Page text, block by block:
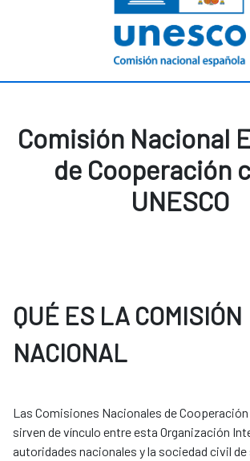
Comisión Nacional
de Cooperación
UNESCO
QUÉ ES LA COMISIÓN
NACIONAL
Las Comisiones Nacionales de Cooperación
sirven de vínculo entre esta Organización
autoridades nacionales y la sociedad civil